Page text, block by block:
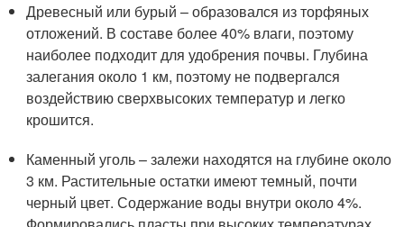
Древесный или бурый – образовался из торфяных
отложений. В составе более 40% влаги, поэтому
наиболее подходит для удобрения почвы. Глубина
залегания около 1 км, поэтому не подвергался
воздействию сверхвысоких температур и легко
крошится.
Каменный уголь – залежи находятся на глубине около
3 км. Растительные остатки имеют темный, почти
черный цвет. Содержание воды внутри около 4%.